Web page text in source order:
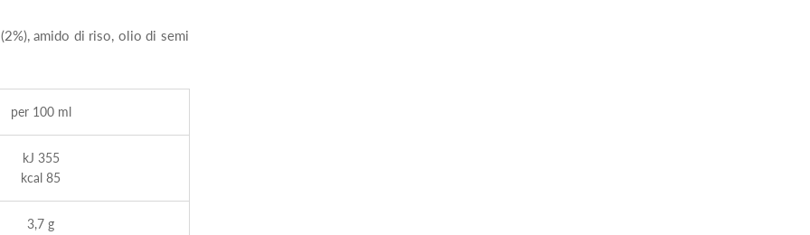
amido di riso, olio di semi
per 100 ml
kJ 355
kcal 85
3,7 g